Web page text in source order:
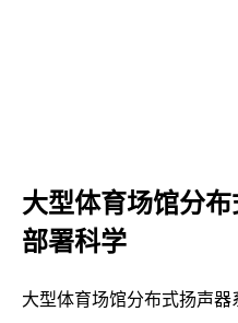
大型体育场馆分
部署科学
大型体育场馆分布式扬声